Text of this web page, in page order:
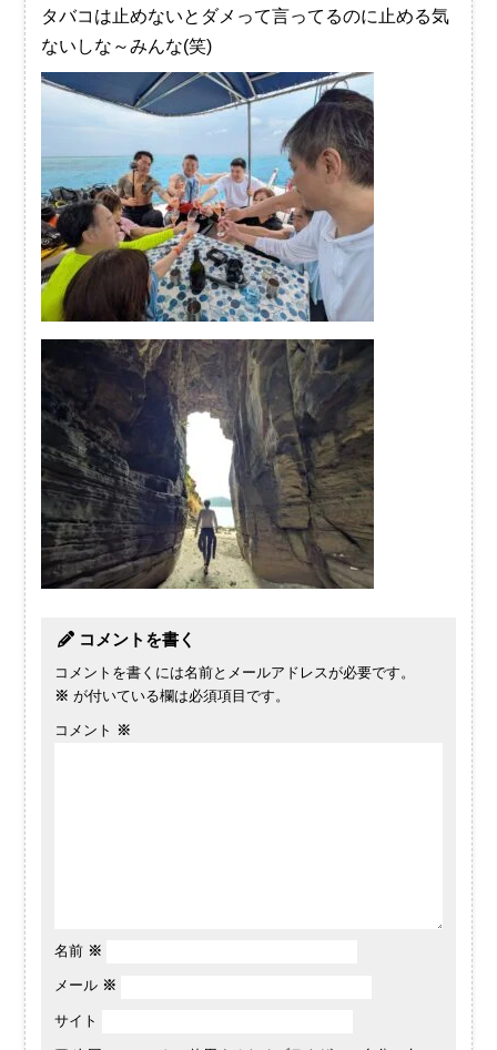
タバコは止めないとダメって言ってるのに止める気
ないしな～みんな(笑)
コメントを書く
コメントを書くには名前とメールアドレスが必要です。
※ が付いている欄は必須項目です。
コメント ※
名前 ※
メール ※
サイト